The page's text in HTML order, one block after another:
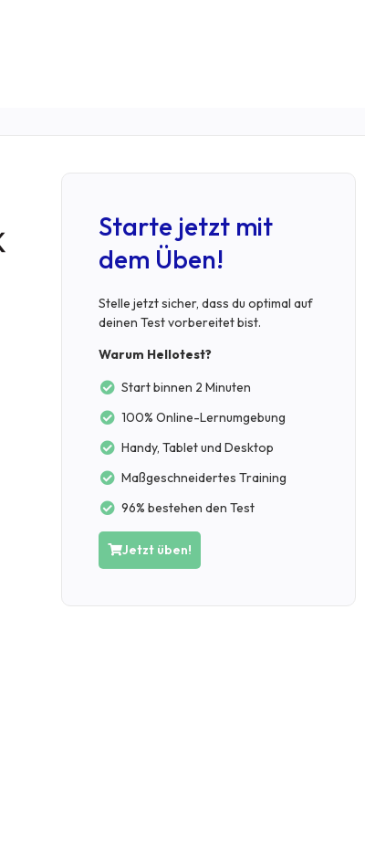
Starte jetzt mit
dem Üben!
Stelle jetzt sicher, dass du optimal auf
deinen Test vorbereitet bist.
Warum Hellotest?
Start binnen 2 Minuten
100% Online-Lernumgebung
Handy, Tablet und Desktop
Maßgeschneidertes Training
96% bestehen den Test
Jetzt üben!